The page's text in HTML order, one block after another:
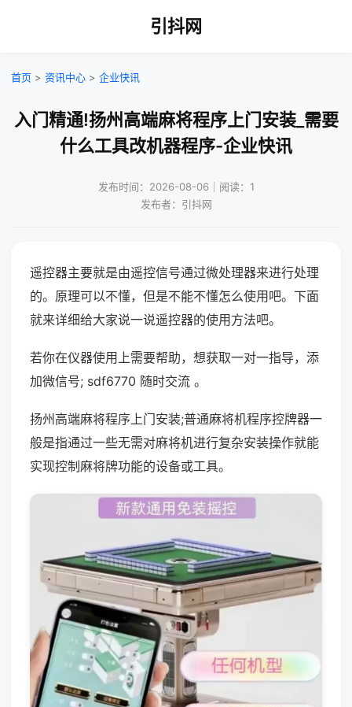
引抖网
首页 > 资讯中心 > 企业快讯
入门精通!扬州高端麻将程序上门安装_需要
什么工具改机器程序-企业快讯
发布时间：2026-08-06｜阅读：1
发布者：引抖网
遥控器主要就是由遥控信号通过微处理器来进行处理
的。原理可以不懂，但是不能不懂怎么使用吧。下面
就来详细给大家说一说遥控器的使用方法吧。
若你在仪器使用上需要帮助，想获取一对一指导，添
加微信号; sdf6770 随时交流 。
扬州高端麻将程序上门安装;普通麻将机程序控牌器一
般是指通过一些无需对麻将机进行复杂安装操作就能
实现控制麻将牌功能的设备或工具。